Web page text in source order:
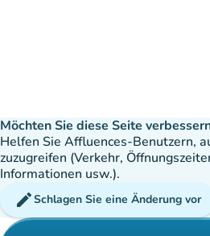
Möchten Sie diese Seite
Helfen Sie Affluences-Benutzern,
zuzugreifen (Verkehr,
Informationen usw.).
editSchlagen Sie eine Änderung vor